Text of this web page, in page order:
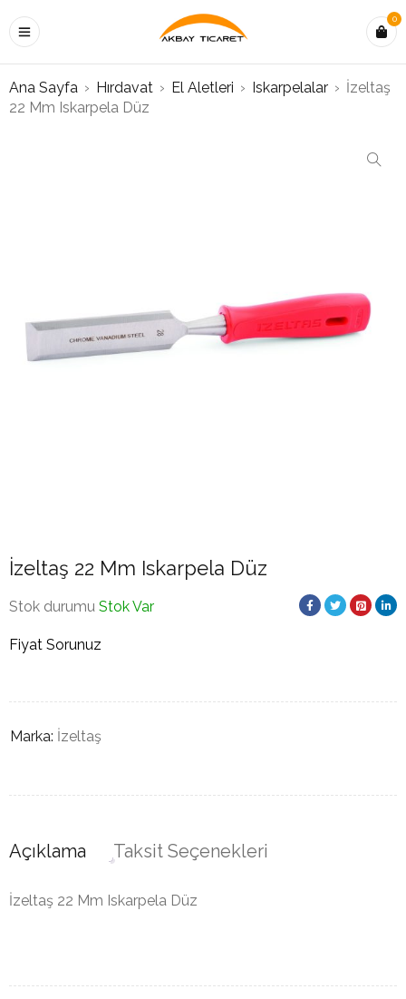
0
Ana Sayfa › Hırdavat › El Aletleri › Iskarpelalar › İzeltaş
22 Mm Iskarpela Düz
İzeltaş 22 Mm Iskarpela Düz
Stok durumu Stok Var
Fiyat Sorunuz
Marka: İzeltaş
Açıklama Taksit Seçenekleri
İzeltaş 22 Mm Iskarpela Düz